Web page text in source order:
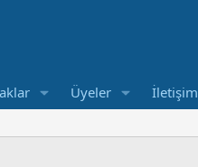
Üyeler İletişim